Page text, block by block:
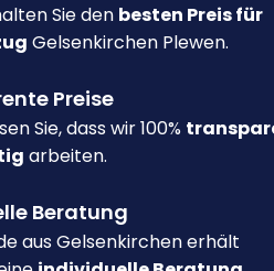
Sie den besten Preis für
Gelsenkirchen Plewen.
Preise
Sie, dass wir 100%
arbeiten.
Beratung
aus Gelsenkirchen erhält